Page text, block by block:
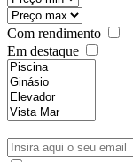
Com rendimento
Em destaque